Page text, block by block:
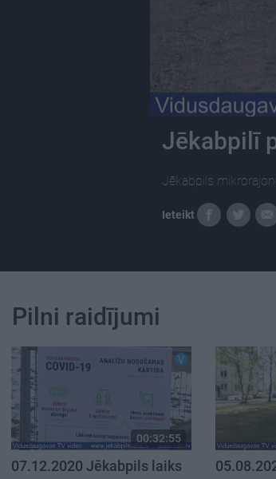
Jēkabpilī
Jēkabpils
Ieteikt
Pilni raidījumi
00:32:55
07.12.2020 Jēkabpils laiks